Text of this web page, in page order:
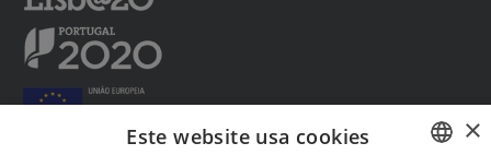
×
Este website usa cookies